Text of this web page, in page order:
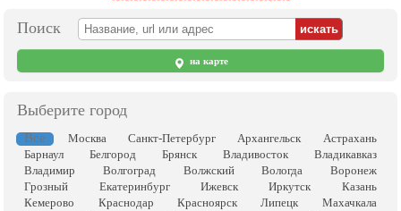
Поиск
на карте
Выберите город
Все Москва Санкт-Петербург Архангельск
Астрахань
Барнаул
Белгород Брянск Владивосток
Владикавказ
Владимир
Волгоград Волжский Вологда
Воронеж
Грозный
Екатеринбург Ижевск Иркутск
Казань
Кемерово
Краснодар Красноярск Липецк
Махачкала